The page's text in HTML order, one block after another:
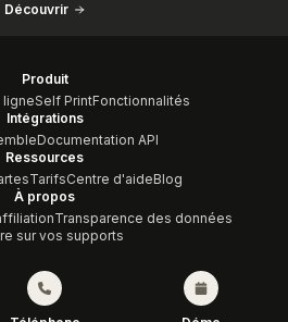
Découvrir
Produit
ligneSelf PrintFonctionnalités
Intégrations
Documentation API
Ressources
TarifsCentre d'aideBlog
À propos
Transparence des données
sur vos supports